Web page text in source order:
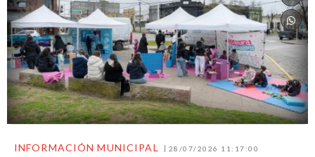
INFORMACIÓN MUNICIPAL 28/07/2026 11:17:00